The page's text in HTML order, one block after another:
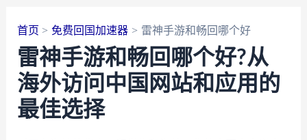
首页 免费回国加速器 雷神手游和畅回哪个好
雷神手游和畅回哪个好?从
海外访问中国网站和应用的
最佳选择